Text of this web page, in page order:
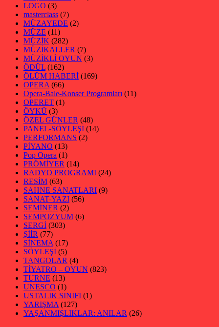
LOGO (3)
masterclass (7)
MÜZAYEDE (2)
MÜZE (11)
MÜZİK (282)
MÜZİKALLER (7)
MÜZİKLİ OYUN (3)
ÖDÜL (162)
ÖLÜM HABERİ (169)
OPERA (66)
Opera-Bale-Konser Programları (11)
OPERET (1)
ÖYKÜ (3)
ÖZEL GÜNLER (48)
PANEL-SÖYLEŞİ (14)
PERFORMANS (2)
PİYANO (13)
Pop Opera (1)
PRÖMİYER (14)
RADYO PROGRAMI (24)
RESİM (63)
SAHNE SANATLARI (9)
SANAT-YAZI (56)
SEMİNER (2)
SEMPOZYUM (6)
SERGİ (303)
ŞİİR (77)
SİNEMA (17)
SÖYLEŞİ (5)
TANGOLAR (4)
TİYATRO – OYUN (823)
TURNE (13)
UNESCO (1)
USTALIK SINIFI (1)
YARIŞMA (127)
YAŞANMIŞLIKLAR: ANILAR (26)